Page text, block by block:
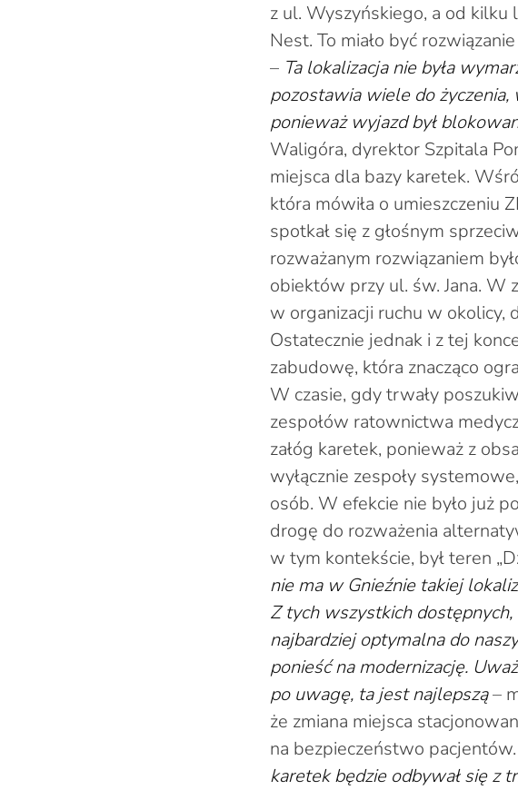
z ul. Wyszyńskiego, a od
Nest. To miało być
– Ta lokalizacja nie była
pozostawia wiele do
ponieważ wyjazd był
Waligóra, dyrektor Szpitala
miejsca dla bazy karetek.
która mówiła o umieszczeniu
spotkał się z głośnym
rozważanym rozwiązaniem
obiektów przy ul. św. Jana.
w organizacji ruchu w okolicy,
Ostatecznie jednak i z tej
zabudowę, która znacząco
W czasie, gdy trwały
zespołów ratownictwa
załóg karetek, ponieważ z
wyłącznie zespoły
osób. W efekcie nie było już
drogę do rozważenia
w tym kontekście, był teren
nie ma w Gnieźnie takiej
Z tych wszystkich
najbardziej optymalna do
ponieść na modernizację.
po uwagę, ta jest najlepszą–
że zmiana miejsca
na bezpieczeństwo
karetek będzie odbywał się z